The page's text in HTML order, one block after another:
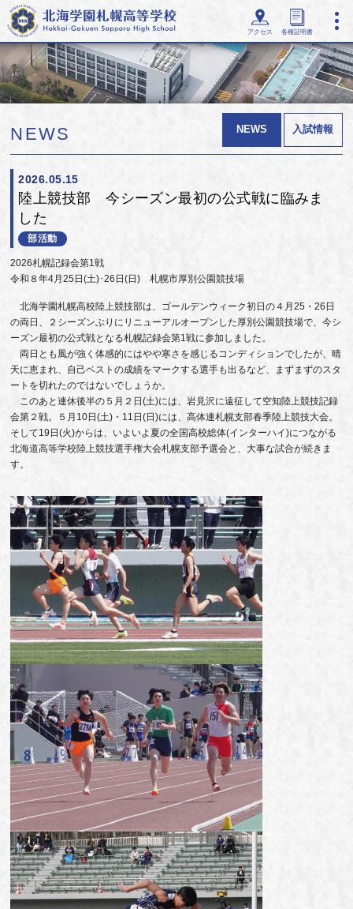
アクセス 各種証明書
NEWS NEWS 入試情報
2026.05.15
陸上競技部 今シーズン最初の公式戦に臨みま
した
部活動
2026札幌記録会第1戦
令和８年4月25日(土)･26日(日) 札幌市厚別公園競技場
北海学園札幌高校陸上競技部は、ゴールデンウィーク初日の４月25・26日
の両日、２シーズンぶりにリニューアルオープンした厚別公園競技場で、今シ
ーズン最初の公式戦となる札幌記録会第1戦に参加しました。
両日とも風が強く体感的にはやや寒さを感じるコンディションでしたが、晴
天に恵まれ、自己ベストの成績をマークする選手も出るなど、まずまずのスタ
ートを切れたのではないでしょうか。
このあと連休後半の５月２日(土)には、岩見沢に遠征して空知陸上競技記録
会第２戦。５月10日(土)・11日(日)には、高体連札幌支部春季陸上競技大会。
そして19日(火)からは、いよいよ夏の全国高校総体(インターハイ)につながる
北海道高等学校陸上競技選手権大会札幌支部予選会と、大事な試合が続きま
す。